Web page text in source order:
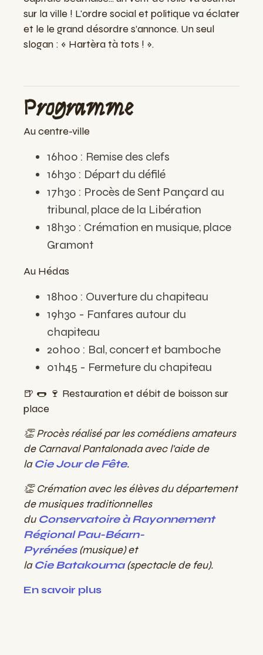
sur la ville ! L'ordre social et politique va éclater
et le le grand désordre s’annonce. Un seul
slogan : « Hartèra tà tots ! ».
Programme
Au centre-ville
16h00 : Remise des clefs
16h30 : Départ du défilé
17h30 : Procès de Sent Pançard au
tribunal, place de la Libération
18h30 : Crémation en musique, place
Gramont
Au Hédas
18h00 : Ouverture du chapiteau
19h30 - Fanfares autour du
chapiteau
20h00 : Bal, concert et bamboche
01h45 - Fermeture du chapiteau
🍺 🌭 🍷 Restauration et débit de boisson sur
place
👏 Procès réalisé par les comédiens amateurs
de Carnaval Pantalonada avec l'aide de
laCie Jour de Fête.
👏 Crémationavec les élèves du département
de musiques traditionnelles
du Conservatoire à Rayonnement
Régional Pau-Béarn-
Pyrénées(musique) et
la Cie Batakouma (spectacle de feu).
En savoir plus